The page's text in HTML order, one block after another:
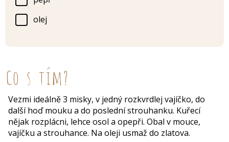
olej
Co s tím?
Vezmi ideálně 3 misky, v jedný rozkvrdlej vajíčko, do
další hoď mouku a do poslední strouhanku. Kuřecí
nějak rozplácni, lehce osol a opepři. Obal v mouce,
vajíčku a strouhance. Na oleji usmaž do zlatova.